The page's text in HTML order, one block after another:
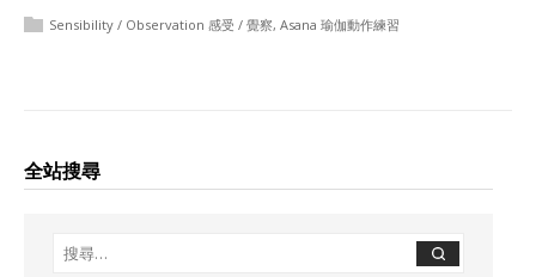
Sensibility / Observation 感受 / 覺察, Asana 瑜伽動作練習
全站搜尋